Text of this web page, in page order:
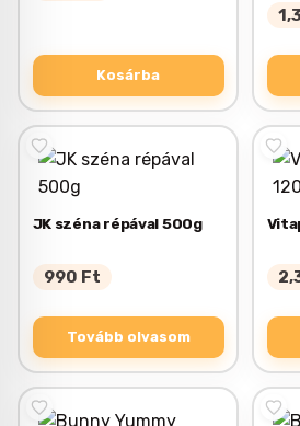
Kosárba
JK széna répával 500g
990 Ft
Tovább olvasom